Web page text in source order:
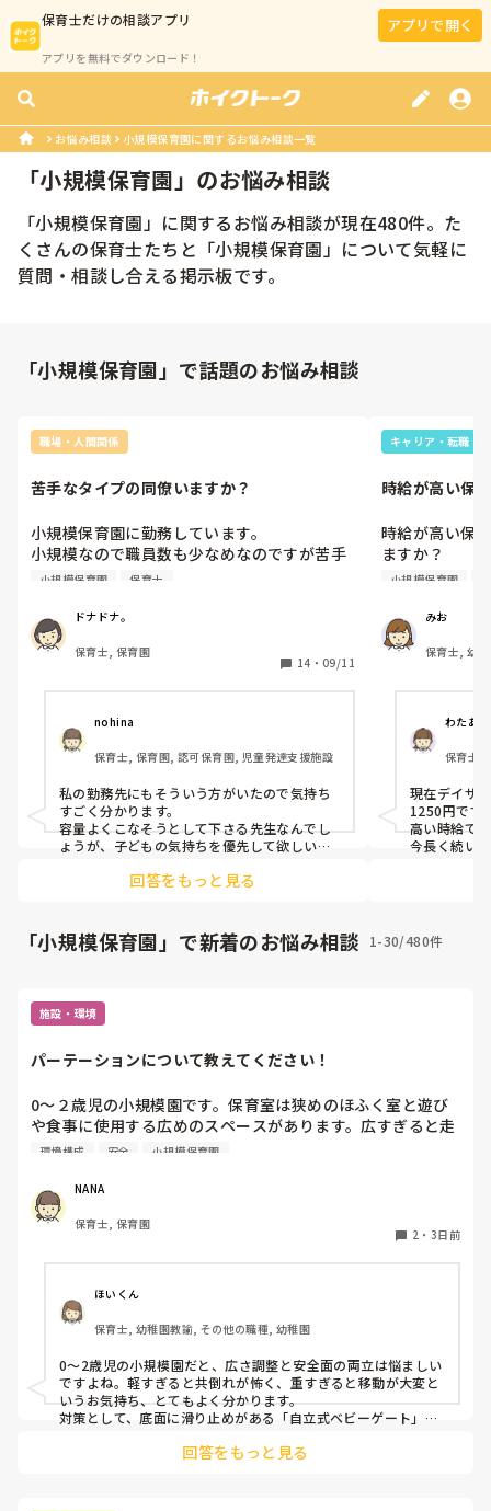
保育士だけの相談アプリ
アプリを無料でダウンロード！
アプリで開く
お悩み相談 小規模保育園に関するお悩み相談一覧
「小規模保育園」のお悩み相談
「小規模保育園 」に関するお悩み相談が現在480件。た
くさんの保育士たちと「小規模保育園 」について気軽に
質問・相談し合える掲示板です。
「小規模保育園」で話題のお悩み相談
職場・人間関係
苦手なタイプの同僚いますか？
小規模保育園に勤務しています。
小規模なので職員数も少なめなのですが苦手
な同僚がいます。
は寄り添わないけれど）ので仕事が出来る人
です。
でもせっかちなのか落ち着かなく動いていま
す。子どものお皿を動かしたりまだ残ってい
るのにお茶を足したり⋯。
単に私のペースに合わない方なので仕方ない
のですが時々無性に嫌になります(笑)
見ないようにしたりするのですがなんせ小規
模なのでそういう訳にもいかず。
吐き出すところがないのでこちらに投稿させ
て頂きました。
同じような事がある方いらっしゃいますか？
小規模保育園 保育士
ドナドナ。
保育士, 保育園
14 ・ 09/11
nohina
保育士, 保育園, 認可保育園, 児童発達支援施設
私の勤務先にもそういう方がいたので気持ち
すごく分かります。
容量よくこなそうとして下さる先生なんでし
ょうが、子どもの気持ちを優先して欲しいな
急かされてるような気分になるのが嫌だし、
子供と関わりたく、その先生が気づくように
嫌味ではなく子供の気持ちを代弁するかのよ
り責任感が強い先生なので私が早くしなくち
ゃっと思っていたみたいで、それから行動が
先生もいるので様子を見てどういう感じで気
づいてもらうかやってみるといいですね！
回答をもっと見る
キャリア・転職
時給が高い保
時給が高い保
ますか？
民間保育園で
た最低賃金＋
ので、最低賃
求人見ている
いうわけでは
なるべく時給
時給の高い所
など、離職率
すか？
あまり時給が
で、経験者の
小規模保育園
みお
保育士, 幼
わたあめ
保育士,
現在デイサ
1250円です
高い時給で
今長く続い
↑ここは、
契約期間満
「小規模保育園」で新着のお悩み相談 1-30/480件
施設・環境
パーテーションについて教えてください！
0〜２歳児の小規模園です。保育室は狭めのほふく室と遊び
や食事に使用する広めのスペースがあります。広すぎると走
り回ったりして落ち着かないので、活動によってパーテーシ
うな素材で軽いので、ちょっと体が当たると倒れたり、つか
まり立ちが不安定な子にとっては共倒れになったりで危険で
す。かと言って固定してしまうと活動によって柔軟に移動す
しっかりした重いものを置いていましたが、移動が大変で使
い勝手が悪く、子どもがぶつかって倒れた時に怖い思いをし
ました。
皆さんの園ではどんなもので工夫されていますか？
環境構成 安全 小規模保育園
NANA
保育士, 保育園
2 ・ 3日前
ほいくん
保育士, 幼稚園教諭, その他の職種, 幼稚園
0〜2歳児の小規模園だと、広さ調整と安全面の両立は悩ましい
ですよね。軽すぎると共倒れが怖く、重すぎると移動が大変と
いうお気持ち、とてもよく分かります。
対策として、底面に滑り止めがある「自立式ベビーゲート」な
た、ストッパー付きキャスターをつけたロー棚を仕切りにすれ
回答をもっと見る